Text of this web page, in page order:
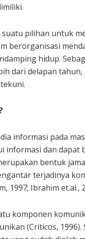
pilihan untuk
berorganisasi
hidup.
dari delapan
informasi pada
informasi dan
bentuk
terjadinya
1997; Ibrahim et.al.,
komponen
(Criticos,